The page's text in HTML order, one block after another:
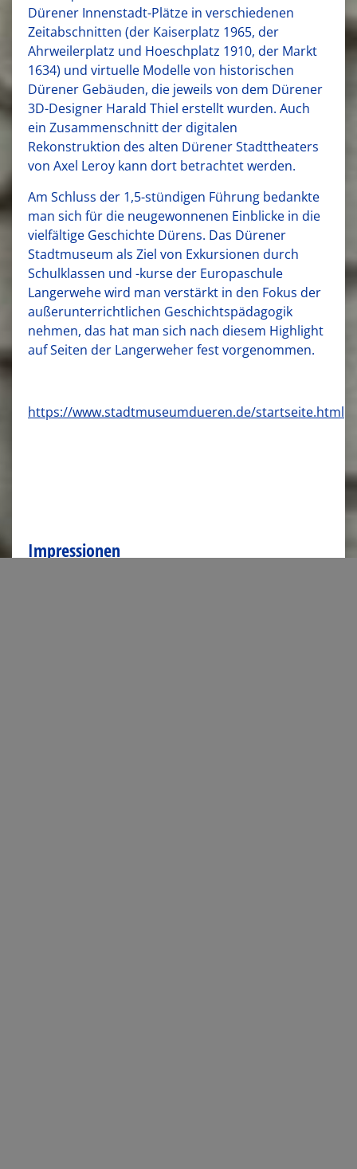
Dürener Innenstadt-Plätze in verschiedenen
Zeitabschnitten (der Kaiserplatz 1965, der
Ahrweilerplatz und Hoeschplatz 1910, der Markt
1634) und virtuelle Modelle von historischen
Dürener Gebäuden, die jeweils von dem Dürener
3D-Designer Harald Thiel erstellt wurden. Auch
ein Zusammenschnitt der digitalen
Rekonstruktion des alten Dürener Stadttheaters
von Axel Leroy kann dort betrachtet werden.
Am Schluss der 1,5-stündigen Führung bedankte
man sich für die neugewonnenen Einblicke in die
vielfältige Geschichte Dürens. Das Dürener
Stadtmuseum als Ziel von Exkursionen durch
Schulklassen und -kurse der Europaschule
Langerwehe wird man verstärkt in den Fokus der
außerunterrichtlichen Geschichtspädagogik
nehmen, das hat man sich nach diesem Highlight
auf Seiten der Langerweher fest vorgenommen.
https://www.stadtmuseumdueren.de/startseite.html
Impressionen